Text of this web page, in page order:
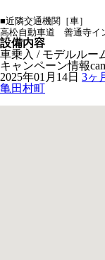
■近隣交通機関［車］
高松自動車道 善通寺イ
設備内容
車乗入 / モデルルー
キャンペーン情報
2025年01月14日 3ヶ
亀田村町